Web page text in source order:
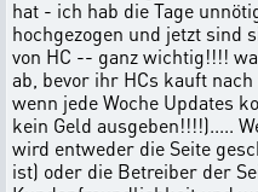
hat - ich hab die Tage
hochgezogen und jetzt sind
von HC -- ganz wichtig!!!!
ab, bevor ihr HCs kauft
wenn jede Woche Updates
kein Geld ausgeben!!!!).....
wird entweder die Seite
ist) oder die Betreiber der